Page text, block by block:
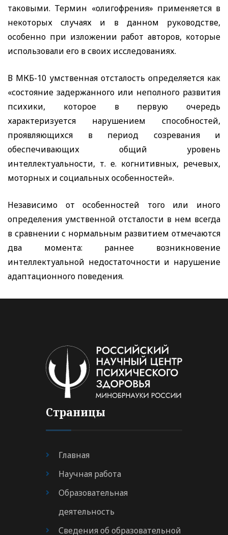
таковыми. Термин «олигофрения» применяется в
некоторых случаях и в данном руководстве,
особенно при изложении работ авторов, которые
использовали его в своих исследованиях.
В МКБ-10 умственная отсталость определяется как
«состояние задержанного или неполного развития
психики, которое в первую очередь
характеризуется нарушением способностей,
проявляющихся в период созревания и
обеспечивающих общий уровень
интеллектуальности, т. е. когнитивных, речевых,
моторных и социальных особенностей».
Независимо от особенностей того или иного
определения умственной отсталости в нем всегда
в сравнении с нормальным развитием отмечаются
два момента: раннее возникновение
интеллектуальной недостаточности и нарушение
адаптационного поведения.
Страницы
Главная
Научная работа
Образовательная
деятельность
Сведения об образовательной